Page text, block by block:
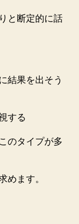
と断定的に話
結果を出そう
する
のタイプが多
めます。